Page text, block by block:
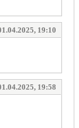
19:10
19:58